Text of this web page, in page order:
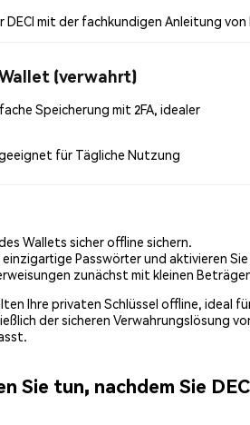
DECI mit der fachkundigen Anleitung von
(verwahrt)
Speicherung mit 2FA, idealer
für Tägliche Nutzung
Wallets sicher offline sichern.
einzigartige Passwörter und aktivieren
zunächst mit kleinen
Ihre privaten Schlüssel offline, ideal
der sicheren Verwahrungslösung
Sie tun, nachdem Sie